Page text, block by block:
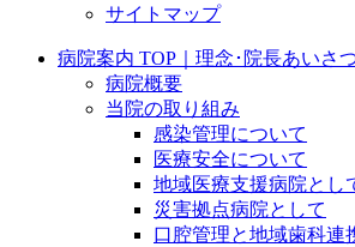
サイトマップ
病院案内 TOP｜理念･院長あいさ
病院概要
当院の取り組み
感染管理について
医療安全について
地域医療支援病院とし
災害拠点病院として
口腔管理と地域歯科連